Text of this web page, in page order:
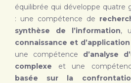
équilibrée qui développe quatre
: une compétence de
synthèse de l’information,
connaissance et
une compétence d’analyse
complexe et une
basée sur la